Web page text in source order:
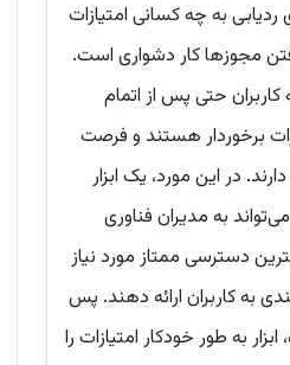
ردیابی به چه کسانی امتیازات
مجوزها کار دشواری است.
حتی پس از اتمام
برخوردار هستند و فرصت
در این مورد، یک ابزار
به مدیران فناوری
دسترسی ممتاز مورد نیاز
به کاربران ارائه دهند. پس
به طور خودکار امتیازات را